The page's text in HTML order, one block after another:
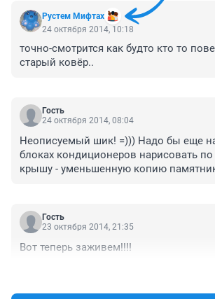
Рустем Мифтах
24 октября 2014, 10:18
точно-смотрится как будто кто то
старый ковёр..
Гость
24 октября 2014, 08:04
Неописуемый шик! =))) Надо бы еще
блоках кондиционеров нарисовать
крышу - уменьшенную копию
Гость
23 октября 2014, 21:35
Вот теперь заживем!!!!